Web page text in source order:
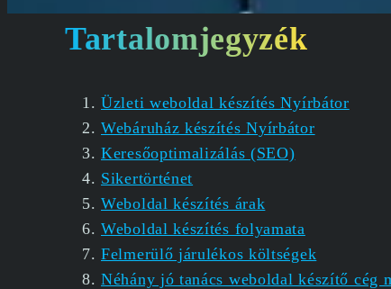
Tartalomjegyzék
Üzleti weboldal készítés Nyírbátor
Webáruház készítés Nyírbátor
Keresőoptimalizálás (SEO)
Sikertörténet
Weboldal készítés árak
Weboldal készítés folyamata
Felmerülő járulékos költségek
Néhány jó tanács weboldal készítő cég